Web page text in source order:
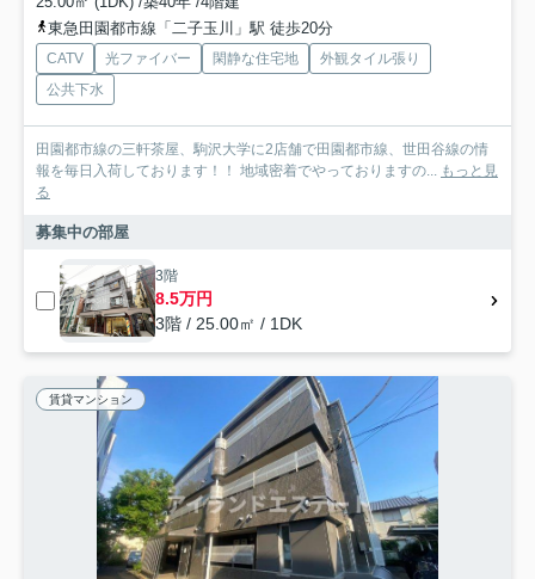
東急田園都市線「二子玉川」駅 徒歩20分
CATV 光ファイバー 閑静な住宅地
外観タイル張り
公共下水
田園都市線の三軒茶屋、駒沢大学に2店舗で田園都市線、世田谷線の情
報を毎日入荷しております！！ 地域密着でやっておりますの... もっと見
る
募集中の部屋
3階
8.5万円
3階 / 25.00㎡ / 1DK
賃貸マンション